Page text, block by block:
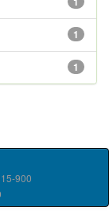
1
1
900